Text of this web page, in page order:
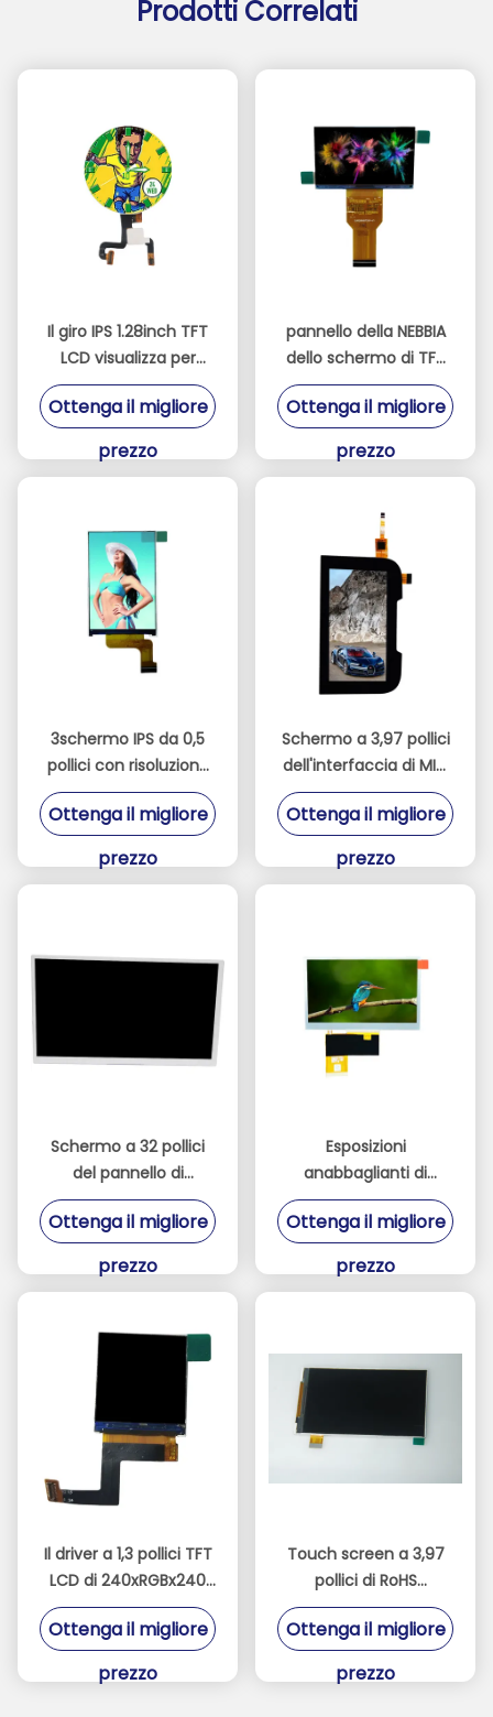
Prodotti Correlati
Il giro IPS 1.28inch TFT
LCD visualizza per
l'attrezzatura medica
dall'orologio
Ottenga il migliore
prezzo
pannello della NEBBIA
dello schermo di TFT
LCD del proiettore di
2.69inch 1280 * 720
Ottenga il migliore
prezzo
3schermo IPS da 0,5
pollici con risoluzione
ad alta definizione di
320 * 480 interfaccia
visualizzazione di
Ottenga il migliore
prezzo
Schermo a 3,97 pollici
dell'interfaccia di MIPI
delle esposizioni 480 *
800 di IPS TFT LCD
Ottenga il migliore
prezzo
Schermo a 32 pollici
del pannello di
risoluzione dei moduli
2K di TFT LCD
Ottenga il migliore
prezzo
Esposizioni
anabbaglianti di
480*272 TFT LCD per
la console del gioco o
Ottenga il migliore
prezzo
Il driver a 1,3 pollici TFT
LCD di 240xRGBx240
ST7789V visualizza
Ottenga il migliore
prezzo
Touch screen a 3,97
pollici di RoHS
480X800 Mipi Dsi con
bianco 8 LED
Ottenga il migliore
prezzo